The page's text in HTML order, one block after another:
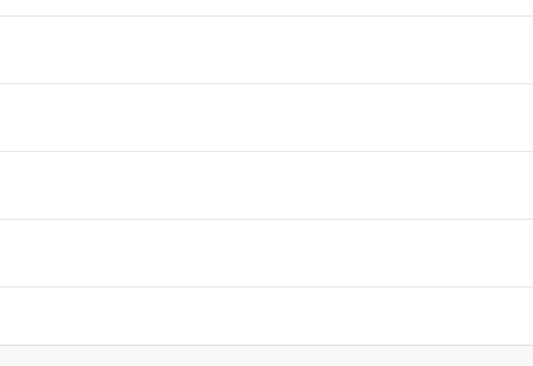
per Vacanze in Lago di Como
per Vacanze in Liguria
per Vacanze in Lago di Como
per Vacanze in Liguria
per Vacanze in Lago di Como
per Vacanze in Liguria
per Vacanze in Lago di Como
per Vacanze in Liguria
per Vacanze in Lago di Como